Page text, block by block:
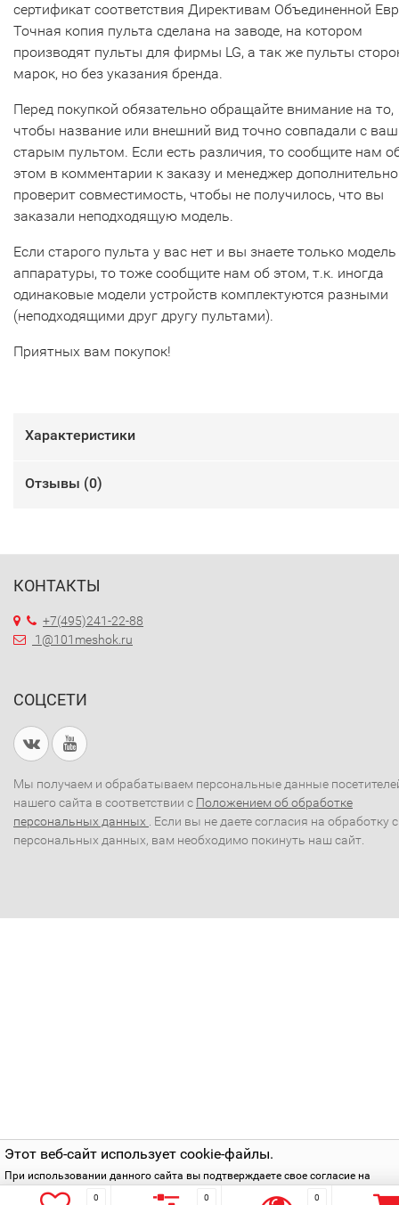
Этот веб-сайт использует cookie-файлы.
При использовании данного сайта вы подтверждаете свое согласие на
использование cookie-файлов в соответствии с нашей
сертификат соответствия Директивам Объединенной
Точная копия пульта сделана на заводе, на котором
производят пульты для фирмы LG, а так же пульты
марок, но без указания бренда.
Перед покупкой обязательно обращайте внимание на то,
чтобы название или внешний вид точно совпадали с
старым пультом. Если есть различия, то сообщите нам
этом в комментарии к заказу и менеджер дополнительно
проверит совместимость, чтобы не получилось, что вы
заказали неподходящую модель.
Если старого пульта у вас нет и вы знаете только модель
аппаратуры, то тоже сообщите нам об этом, т.к. иногда
одинаковые модели устройств комплектуются разными
(неподходящими друг другу пультами).
Приятных вам покупок!
Характеристики
Отзывы (0)
КОНТАКТЫ
+7(495)241-22-88
1@101meshok.ru
СОЦСЕТИ
Мы получаем и обрабатываем персональные данные
нашего сайта в соответствии с Положением об обработке
персональных данных . Если вы не даете согласия на обработку
персональных данных, вам необходимо покинуть наш сайт.
0 0 0